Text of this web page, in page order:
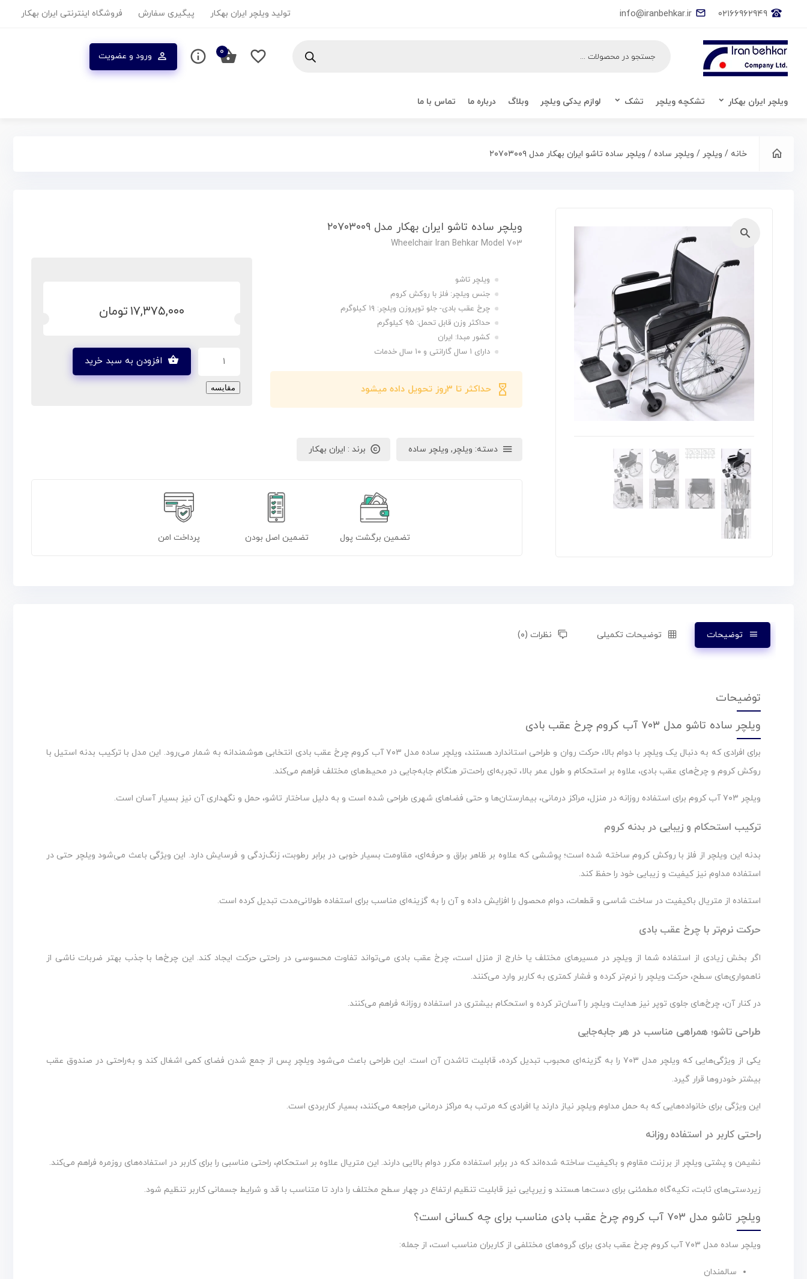
info@iranbehkar.ir ۰۲۱۶۶۹۶۲۹۴۹ تولید ویلچر ایران بهکار پیگیری سفارش فروشگاه اینترنتی ایران بهکار
ورود و عضویت ۰
ویلچر ایران بهکار تشکچه ویلچر تشک لوازم یدکی ویلچر وبلاگ درباره ما تماس با ما
خانه / ویلچر / ویلچر ساده / ویلچر ساده تاشو ایران بهکار مدل ۲۰۷۰۳۰۰۹
ویلچر ساده تاشو ایران بهکار مدل ۲۰۷۰۳۰۰۹
Wheelchair Iran Behkar Model 703
ویلچر تاشو
جنس ویلچر: فلز با روکش کروم
چرخ عقب بادی- جلو توپروزن ویلچر: ۱۹ کیلوگرم
حداکثر وزن قابل تحمل: ۹۵ کیلوگرم
کشور مبدا: ایران
دارای ۱ سال گارانتی و ۱۰ سال خدمات
حداکثر تا ۳روز تحویل داده میشود
دسته: ویلچر, ویلچر ساده برند : ایران بهکار
۱۷,۳۷۵,۰۰۰ تومان
افزودن به سبد خرید
مقایسه
تضمین برگشت پول تضمین اصل بودن پرداخت امن
توضیحات توضیحات تکمیلی نظرات (۰)
توضیحات
ویلچر ساده تاشو مدل ۷۰۳ آب کروم چرخ عقب بادی
برای افرادی که به دنبال یک ویلچر با دوام بالا، حرکت روان و طراحی استاندارد هستند، ویلچر ساده مدل ۷۰۳ آب کروم چرخ عقب بادی انتخابی هوشمندانه به شمار می‌رود. این مدل با ترکیب بدنه استیل با
روکش کروم و چرخ‌های عقب بادی، علاوه بر استحکام و طول عمر بالا، تجربه‌ای راحت‌تر هنگام جابه‌جایی در محیط‌های مختلف فراهم می‌کند.
ویلچر ۷۰۳ آب کروم برای استفاده روزانه در منزل، مراکز درمانی، بیمارستان‌ها و حتی فضاهای شهری طراحی شده است و به دلیل ساختار تاشو، حمل و نگهداری آن نیز بسیار آسان است.
ترکیب استحکام و زیبایی در بدنه کروم
بدنه این ویلچر از فلز با روکش کروم ساخته شده است؛ پوششی که علاوه بر ظاهر براق و حرفه‌ای، مقاومت بسیار خوبی در برابر رطوبت، زنگ‌زدگی و فرسایش دارد. این ویژگی باعث می‌شود ویلچر حتی در
استفاده مداوم نیز کیفیت و زیبایی خود را حفظ کند.
استفاده از متریال باکیفیت در ساخت شاسی و قطعات، دوام محصول را افزایش داده و آن را به گزینه‌ای مناسب برای استفاده طولانی‌مدت تبدیل کرده است.
حرکت نرم‌تر با چرخ عقب بادی
اگر بخش زیادی از استفاده شما از ویلچر در مسیرهای مختلف یا خارج از منزل است، چرخ عقب بادی می‌تواند تفاوت محسوسی در راحتی حرکت ایجاد کند. این چرخ‌ها با جذب بهتر ضربات ناشی از
ناهمواری‌های سطح، حرکت ویلچر را نرم‌تر کرده و فشار کمتری به کاربر وارد می‌کنند.
در کنار آن، چرخ‌های جلوی توپر نیز هدایت ویلچر را آسان‌تر کرده و استحکام بیشتری در استفاده روزانه فراهم می‌کنند.
طراحی تاشو؛ همراهی مناسب در هر جابه‌جایی
یکی از ویژگی‌هایی که ویلچر مدل ۷۰۳ را به گزینه‌ای محبوب تبدیل کرده، قابلیت تاشدن آن است. این طراحی باعث می‌شود ویلچر پس از جمع شدن فضای کمی اشغال کند و به‌راحتی در صندوق عقب
بیشتر خودروها قرار گیرد.
این ویژگی برای خانواده‌هایی که به حمل مداوم ویلچر نیاز دارند یا افرادی که مرتب به مراکز درمانی مراجعه می‌کنند، بسیار کاربردی است.
راحتی کاربر در استفاده روزانه
نشیمن و پشتی ویلچر از برزنت مقاوم و باکیفیت ساخته شده‌اند که در برابر استفاده مکرر دوام بالایی دارند. این متریال علاوه بر استحکام، راحتی مناسبی را برای کاربر در استفاده‌های روزمره فراهم می‌کند.
زیردستی‌های ثابت، تکیه‌گاه مطمئنی برای دست‌ها هستند و زیرپایی نیز قابلیت تنظیم ارتفاع در چهار سطح مختلف را دارد تا متناسب با قد و شرایط جسمانی کاربر تنظیم شود.
ویلچر تاشو مدل ۷۰۳ آب کروم چرخ عقب بادی مناسب برای چه کسانی است؟
ویلچر ساده مدل ۷۰۳ آب کروم چرخ عقب بادی برای گروه‌های مختلفی از کاربران مناسب است، از جمله:
سالمندان